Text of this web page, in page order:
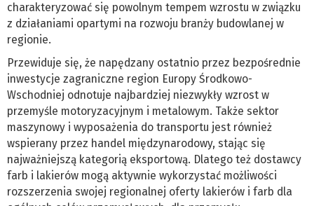
charakteryzować się powolnym tempem wzrostu w związku
z działaniami opartymi na rozwoju branży budowlanej w
regionie.
Przewiduje się, że napędzany ostatnio przez bezpośrednie
inwestycje zagraniczne region Europy Środkowo-
Wschodniej odnotuje najbardziej niezwykły wzrost w
przemyśle motoryzacyjnym i metalowym. Także sektor
maszynowy i wyposażenia do transportu jest również
wspierany przez handel międzynarodowy, stając się
najważniejszą kategorią eksportową. Dlatego też dostawcy
farb i lakierów mogą aktywnie wykorzystać możliwości
rozszerzenia swojej regionalnej oferty lakierów i farb dla